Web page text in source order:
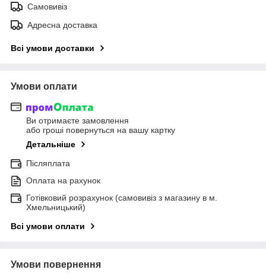
Самовивіз
Адресна доставка
Всі умови доставки
Умови оплати
Ви отримаєте замовлення
або гроші повернуться на вашу картку
Детальніше
Післяплата
Оплата на рахунок
Готівковий розрахунок (самовивіз з магазину в м.
Хмельницький)
Всі умови оплати
Умови повернення